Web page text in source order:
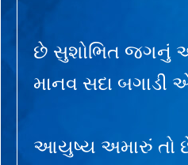
છે સુશોભિત જગનું
માનવ સદા બગાડી
આયુષ્ય અમારું તો